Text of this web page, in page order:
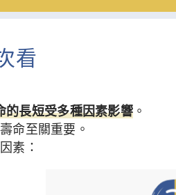
看
的長短受多種因素影響 。
命至關重要。
素：